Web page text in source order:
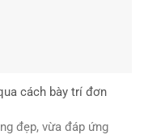
cách bày trí đơn
đẹp, vừa đáp ứng